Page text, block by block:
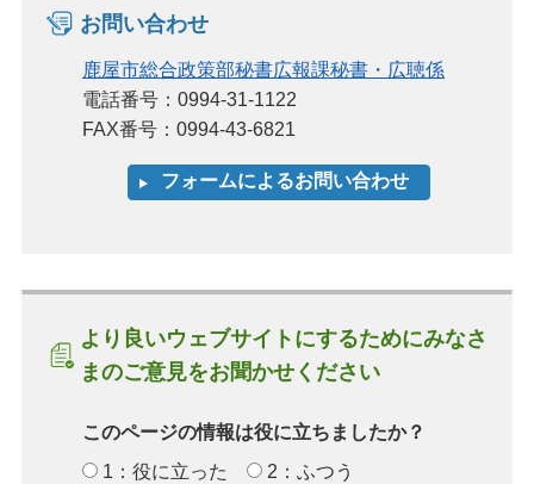
お問い合わせ
鹿屋市総合政策部秘書広報課秘書・広聴係
電話番号：0994-31-1122
FAX番号：0994-43-6821
より良いウェブサイトにするためにみなさ
まのご意見をお聞かせください
このページの情報は役に立ちましたか？
1：役に立った
2：ふつう